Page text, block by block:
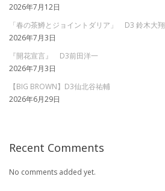
2026年7月12日
「春の茶鱒とジョイントダリア」 D3 鈴木大翔
2026年7月3日
『開花宣言』 D3前田洋一
2026年7月3日
【BIG BROWN】D3仙北谷祐輔
2026年6月29日
Recent Comments
No comments added yet.